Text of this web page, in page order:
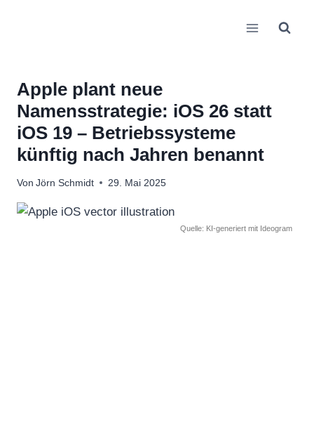
Apple plant neue
Namensstrategie: iOS 26 statt
iOS 19 – Betriebssysteme
künftig nach Jahren benannt
Von Jörn Schmidt 29. Mai 2025
Quelle: KI-generiert mit Ideogram